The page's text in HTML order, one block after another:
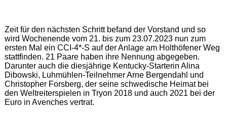
Zeit für den nächsten Schritt befand der Vorstand und so
wird Wochenende vom 21. bis zum 23.07.2023 nun zum
ersten Mal ein CCI-4*-S auf der Anlage am Holthöfener Weg
stattfinden. 21 Paare haben ihre Nennung abgegeben.
Darunter auch die diesjährige Kentucky-Starterin Alina
Dibowski, Luhmühlen-Teilnehmer Arne Bergendahl und
Christopher Forsberg, der seine schwedische Heimat bei
den Weltreiterspielen in Tryon 2018 und auch 2021 bei der
Euro in Avenches vertrat.